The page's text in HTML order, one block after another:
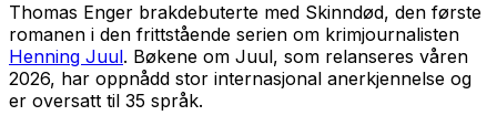
Thomas Enger brakdebuterte med Skinndød, den første
romanen i den frittstående serien om krimjournalisten
Henning Juul. Bøkene om Juul, som relanseres våren
2026, har oppnådd stor internasjonal anerkjennelse og
er oversatt til 35 språk.